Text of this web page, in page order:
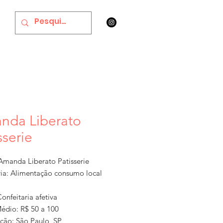
Liberato
Liberato Patisserie
Alimentação consumo local
afetiva
R$ 50 a 100
São Paulo, SP